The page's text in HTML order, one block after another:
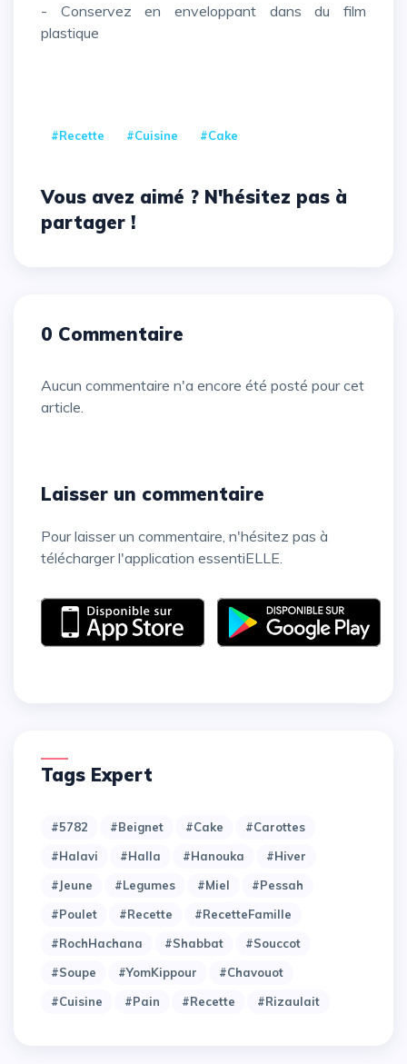
- Conservez en enveloppant dans du film
plastique
#Recette #cuisine #Cake
Vous avez aimé ? N'hésitez pas à
partager !
0 Commentaire
Aucun commentaire n'a encore été posté pour cet
article.
Laisser un commentaire
Pour laisser un commentaire, n'hésitez pas à
télécharger l'application essentiELLE.
Tags Expert
#5782 #Beignet #Cake
#Carottes
#Halavi
#Halla #Hanouka
#Hiver
#Jeune
#Legumes #Miel
#Pessah
#Poulet
#Recette
#RecetteFamille
#RochHachana
#Shabbat
#Souccot
#Soupe
#YomKippour
#chavouot
#cuisine
#pain #recette #rizaulait